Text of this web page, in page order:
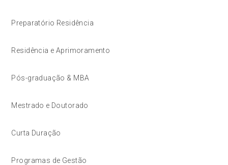
Preparatório Residência
Residência e Aprimoramento
Pós-graduação & MBA
Mestrado e Doutorado
Curta Duração
Programas de Gestão